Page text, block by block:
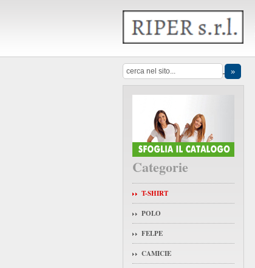
Categorie
T-SHIRT
POLO
FELPE
CAMICIE